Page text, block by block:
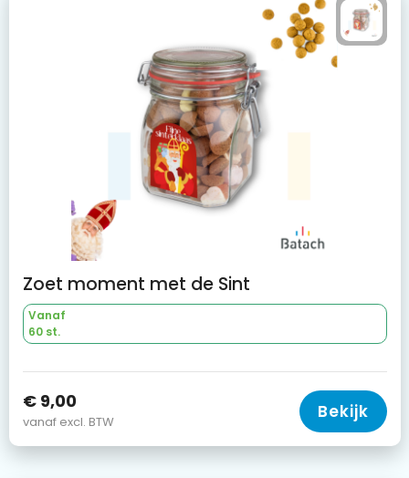
Zoet moment met de Sint
Vanaf
60 st.
€ 9,00
vanaf excl. BTW Bekijk